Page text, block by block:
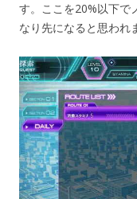
す。ここを20%以下で
なり先になると思われ